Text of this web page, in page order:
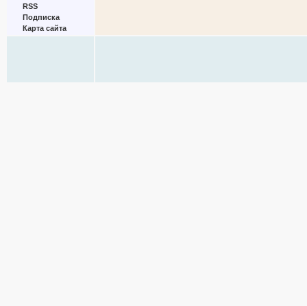
RSS
Подписка
Карта сайта